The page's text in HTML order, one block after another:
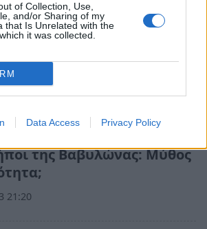
of Collection, Use,
and/or Sharing of my
that Is Unrelated with the
it was collected.
Data Access Privacy Policy
της Βαβυλώνας: Μύθος
21:20